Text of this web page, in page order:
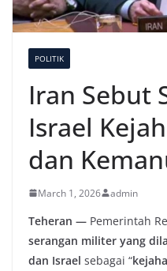
POLITIK
Iran Sebut
Israel
dan
March 1, 2026 admin
Teheran — Pemerintah
serangan militer yang
dan Israel sebagai “